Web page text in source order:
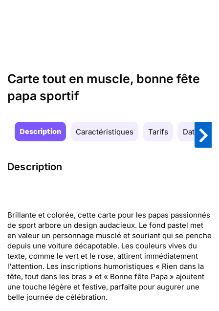
Carte tout en muscle, bonne fête
papa sportif
Description Caractéristiques Tarifs Date de
Description
Brillante et colorée, cette carte pour les papas passionnés
de sport arbore un design audacieux. Le fond pastel met
en valeur un personnage musclé et souriant qui se penche
depuis une voiture décapotable. Les couleurs vives du
texte, comme le vert et le rose, attirent immédiatement
l'attention. Les inscriptions humoristiques « Rien dans la
tête, tout dans les bras » et « Bonne fête Papa » ajoutent
une touche légère et festive, parfaite pour augurer une
belle journée de célébration.